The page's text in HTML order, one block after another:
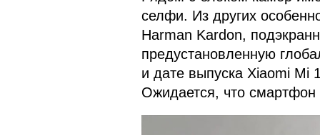
селфи. Из других
Harman Kardon,
предустановленную
и дате выпуска Xiaomi Mi
Ожидается, что